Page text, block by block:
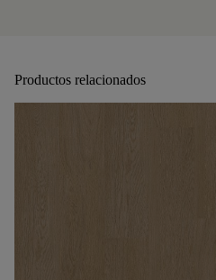
Productos relacionados